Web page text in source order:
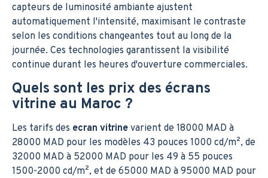
capteurs de luminosité ambiante ajustent
automatiquement l'intensité, maximisant le contraste
selon les conditions changeantes tout au long de la
journée. Ces technologies garantissent la visibilité
continue durant les heures d'ouverture commerciales.
Quels sont les prix des écrans
vitrine au Maroc ?
Les tarifs des ecran vitrine varient de 18000 MAD à
28000 MAD pour les modèles 43 pouces 1000 cd/m², de
32000 MAD à 52000 MAD pour les 49 à 55 pouces
1500-2000 cd/m², et de 65000 MAD à 95000 MAD pour